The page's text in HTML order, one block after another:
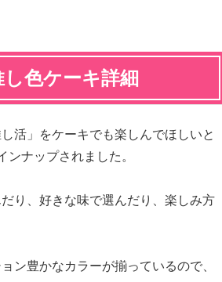
し色ケーキ詳細
活」をケーキでも楽しんでほしいと
ナップされました。
り、好きな味で選んだり、楽しみ方
ン豊かなカラーが揃っているので、